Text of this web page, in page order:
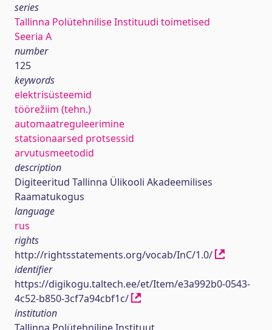
series
Tallinna Polütehnilise Instituudi toimetised
Seeria A
number
125
keywords
elektrisüsteemid
töörežiim (tehn.)
automaatreguleerimine
statsionaarsed protsessid
arvutusmeetodid
description
Digiteeritud Tallinna Ülikooli Akadeemilises
Raamatukogus
language
rus
rights
http://rightsstatements.org/vocab/InC/1.0/
identifier
https://digikogu.taltech.ee/et/Item/e3a992b0-0543-
4c52-b850-3cf7a94cbf1c/
institution